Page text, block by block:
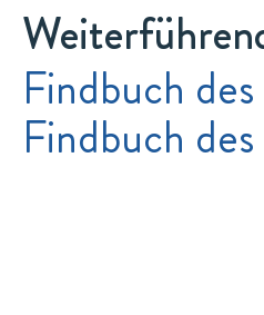
Findbuch
Findbuch